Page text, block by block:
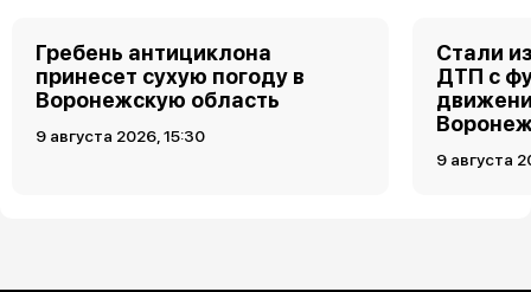
Гребень антициклона
принесет сухую погоду в
Воронежскую область
9 августа 2026, 15:30
Стали
ДТП с
9 августа